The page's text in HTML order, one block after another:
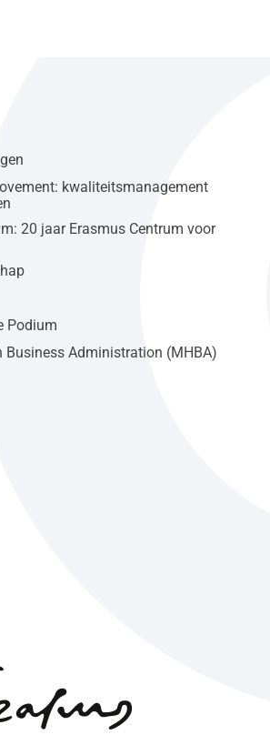
kwaliteitsmanagement
20 jaar Erasmus Centrum voor
Podium
Business Administration (MHBA)